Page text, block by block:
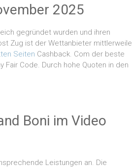
2025
gegründet wurden und ihren
Zug ist der Wettanbieter mittlerweile
Seiten Cashback. Com der beste
Fair Code. Durch hohe Quoten in den
Boni im Video
Leistungen an. Die